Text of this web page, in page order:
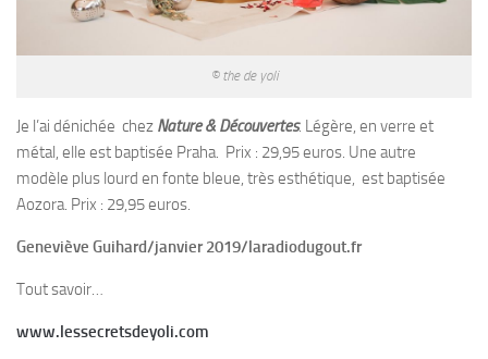
© the de yoli
Je l’ai dénichée chez Nature & Découvertes. Légère, en verre et
métal, elle est baptisée Praha. Prix : 29,95 euros. Une autre
modèle plus lourd en fonte bleue, très esthétique, est baptisée
Aozora. Prix : 29,95 euros.
Geneviève Guihard/janvier 2019/laradiodugout.fr
Tout savoir…
www.lessecretsdeyoli.com